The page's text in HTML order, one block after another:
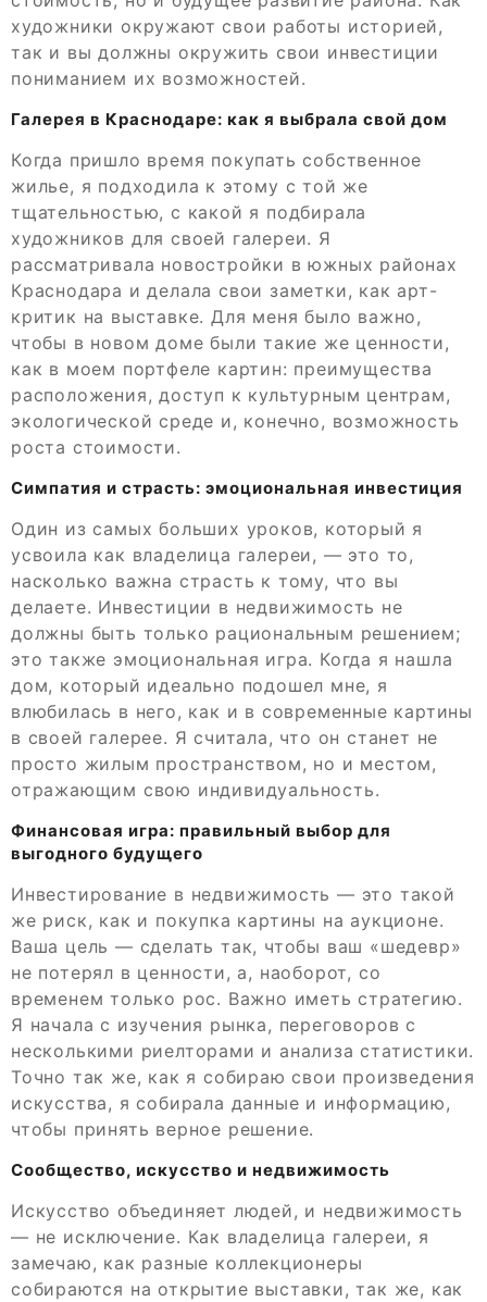
художники окружают свои работы историей,
так и вы должны окружить свои инвестиции
пониманием их возможностей.
Галерея в Краснодаре: как я выбрала свой дом
Когда пришло время покупать собственное
жилье, я подходила к этому с той же
тщательностью, с какой я подбирала
художников для своей галереи. Я
рассматривала новостройки в южных районах
Краснодара и делала свои заметки, как арт-
критик на выставке. Для меня было важно,
чтобы в новом доме были такие же ценности,
как в моем портфеле картин: преимущества
расположения, доступ к культурным центрам,
экологической среде и, конечно, возможность
роста стоимости.
Симпатия и страсть: эмоциональная инвестиция
Один из самых больших уроков, который я
усвоила как владелица галереи, — это то,
насколько важна страсть к тому, что вы
делаете. Инвестиции в недвижимость не
должны быть только рациональным решением;
это также эмоциональная игра. Когда я нашла
дом, который идеально подошел мне, я
влюбилась в него, как и в современные картины
в своей галерее. Я считала, что он станет не
просто жилым пространством, но и местом,
отражающим свою индивидуальность.
Финансовая игра: правильный выбор для
выгодного будущего
Инвестирование в недвижимость — это такой
же риск, как и покупка картины на аукционе.
Ваша цель — сделать так, чтобы ваш «шедевр»
не потерял в ценности, а, наоборот, со
временем только рос. Важно иметь стратегию.
Я начала с изучения рынка, переговоров с
несколькими риелторами и анализа статистики.
Точно так же, как я собираю свои произведения
искусства, я собирала данные и информацию,
чтобы принять верное решение.
Сообщество, искусство и недвижимость
Искусство объединяет людей, и недвижимость
— не исключение. Как владелица галереи, я
замечаю, как разные коллекционеры
собираются на открытие выставки, так же, как